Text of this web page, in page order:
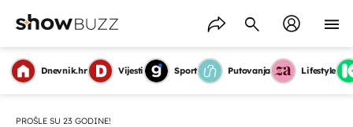
Dnevnik.hr Vijesti Sport Putovanja Lifestyle
PROŠLE SU 23 GODINE!